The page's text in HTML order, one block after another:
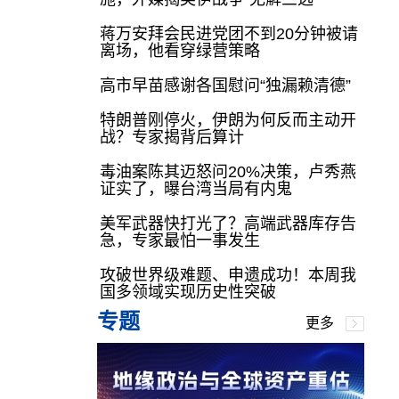
蒋万安拜会民进党团不到20分钟被请
离场，他看穿绿营策略
高市早苗感谢各国慰问“独漏赖清德”
特朗普刚停火，伊朗为何反而主动开
战？专家揭背后算计
毒油案陈其迈怒问20%决策，卢秀燕
证实了，曝台湾当局有内鬼
美军武器快打光了？高端武器库存告
急，专家最怕一事发生
攻破世界级难题、申遗成功！本周我
国多领域实现历史性突破
专题 更多